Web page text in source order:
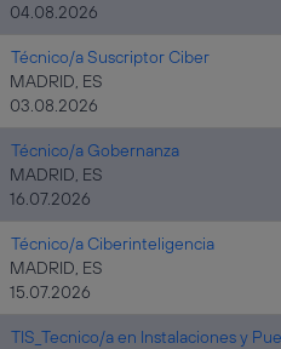
04.08.2026
Técnico/a Suscriptor Ciber
MADRID, ES
03.08.2026
Técnico/a Gobernanza
MADRID, ES
16.07.2026
Técnico/a Ciberinteligencia
MADRID, ES
15.07.2026
TIS_Tecnico/a en Instalaciones y